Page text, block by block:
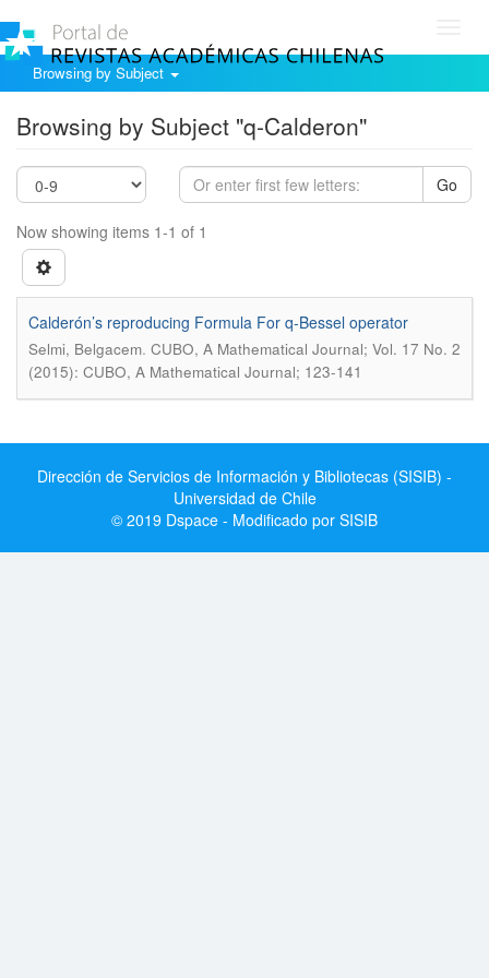
Browsing by Subject
Browsing by Subject "q-Calderon"
Go
Now showing items 1-1 of 1
Calderón’s reproducing Formula For q-Bessel operator
Selmi, Belgacem. CUBO, A Mathematical Journal; Vol. 17 No. 2
(2015): CUBO, A Mathematical Journal; 123-141
Dirección de Servicios de Información y Bibliotecas (SISIB) -
Universidad de Chile
© 2019 Dspace - Modificado por SISIB